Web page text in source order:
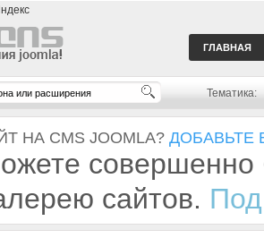
ГЛАВНАЯ
Тематика:
НА CMS JOOMLA? ДОБАВЬТЕ
совершенно
сайтов.